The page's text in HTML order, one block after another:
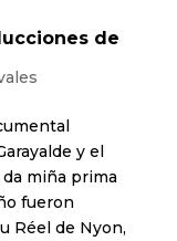
de
y el
miña prima
fueron
Réel de Nyon,